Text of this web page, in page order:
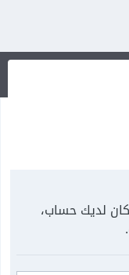
لديك حساب،